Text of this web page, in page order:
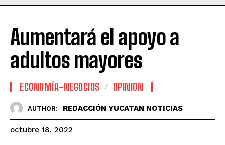
Aumentará el apoyo a
adultos mayores
ECONOMÍA-NEGOCIOS OPINION
AUTHOR: REDACCIÓN YUCATAN NOTICIAS
octubre 18, 2022